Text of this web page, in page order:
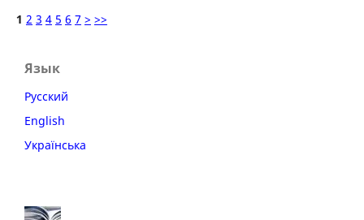
1 2 3 4 5 6 7 > >>
Язык
Русский
English
Українська